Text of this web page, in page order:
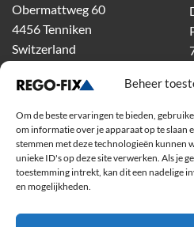
Beheer
Om de beste ervaringen te bieden,
om informatie over je apparaat op te slaan
stemmen met deze technologieën kunnen
unieke ID's op deze site verwerken. Als je
toestemming intrekt, kan dit een nadelige
en mogelijkheden.
Obermattweg 60
4456 Tenniken
Switzerland